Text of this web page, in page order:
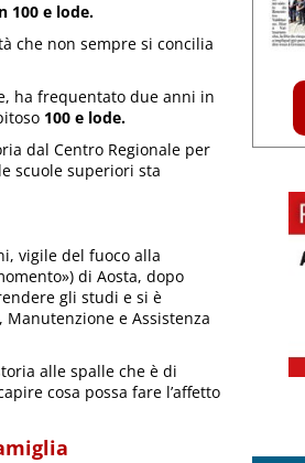
100 e lode.
che non sempre si concilia
ha frequentato due anni in
100 e lode.
dal Centro Regionale per
scuole superiori sta
vigile del fuoco alla
di Aosta, dopo
gli studi e si è
e Assistenza
alle spalle che è di
cosa possa fare l’affetto